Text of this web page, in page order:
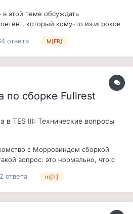
этой теме обсуждать
который кому-то из игроков
интеграция в мир игры и
тот ил...
ответа M[FR]
по сборке Fullrest
в TES III: Технические вопросы
с Морровиндом сборкой
вопрос: это нормально, что с
флоры ежесуточно, хотя в
2 ответа m[fr]